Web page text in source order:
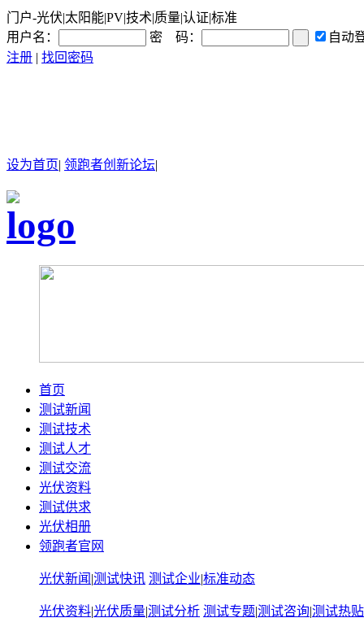
门户-光伏|太阳能|PV|技术|质量|认证|标准
用户名：
密 码：
自动
注册 | 找回密码
设为首页| 领跑者创新论坛|
首页
测试新闻
测试技术
测试人才
测试交流
光伏资料
测试供求
光伏相册
领跑者官网
光伏新闻 |测试快讯 测试企业|标准动态
光伏资料|光伏质量|测试分析 测试专题|测试咨询|测试热贴